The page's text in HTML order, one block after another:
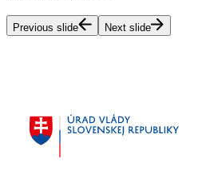
Previous slide Next slide